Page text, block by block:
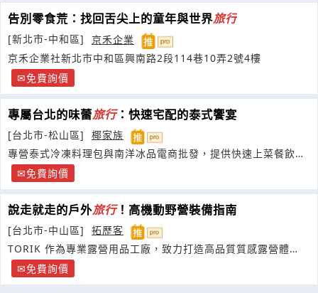
告別零食荒：找回舌尖上的童年與世界旅行
[新北市-中和區]
京禾企業
京禾企業社新北市中和區興南路2段114巷10弄2號4樓
免費詢價
專屬台北的味蕾旅行：快速宅配的泰式饗宴
[台北市-松山區]
椰家族
專營泰式冷凍料理包與南洋冰品電商批發，提供快速上菜餐飲解
決方案免費詢價
說走就走的戶外旅行！高機動野營裝備指南
[台北市-中山區]
拓歷客
TORIK 作為專業露營用品工廠，致力打造高品質質感露營體
驗，免費詢價